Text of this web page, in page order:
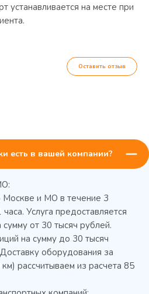
устанавливается на месте при
КР-5/5
Оставить отзыв
есть в вашей компании?
Москве и МО в течение 3
Услуга предоставляется
от 30 тысяч рублей.
на сумму до 30 тысяч
оборудования за
рассчитываем из расчета 85